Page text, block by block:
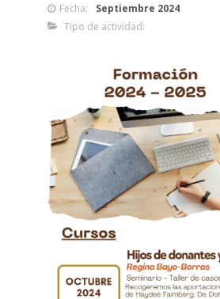
Fecha:
Septiembre 2024
Tipo de actividad: